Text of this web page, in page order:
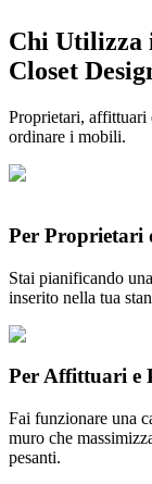
Inizia Gratis
Chi Utilizza
Closet
Proprietari, affittuari
ordinare i mobili.
Per Proprietari
Stai pianificando
inserito nella tua
Per Affittuari e
Fai funzionare una
muro che
pesanti.